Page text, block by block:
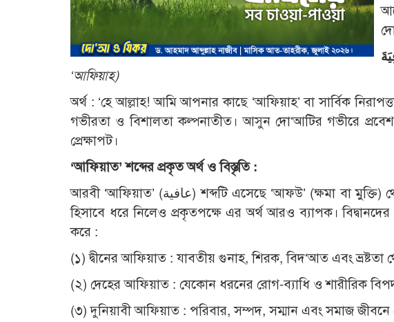
‘আফিয়াহ)
অর্থ : ‘হে আল্লাহ! আমি আপনার কাছে ‘আফিয়াহ’ বা সার্বিক
গভীরতা ও বিশালতা কল্পনাতীত। আসুন দো‘আটির গভীরে
প্রেক্ষাপট।
‘আফিয়াত’ শব্দের প্রকৃত অর্থ ও বিস্তৃতি :
আরবী ‘আফিয়াত’ (عافية) শব্দটি এসেছে ‘আফউ’ (ক্ষমা বা মুক্তি) থেকে। আমরা সাধারণত একে শুধু ‘সুস্থতা’ বা ‘রোগমুক্তি’
হিসাবে ধরে নিলেও প্রকৃতপক্ষে এর অর্থ আরও ব্যাপক।
করে :
(১) দ্বীনের আফিয়াত : যাবতীয় গুনাহ, শিরক, বিদ‘আত এবং ভ্রষ্টতা
(২) দেহের আফিয়াত : যেকোন ধরনের রোগ-ব্যাধি ও শারীরিক
(৩) দুনিয়াবী আফিয়াত : পরিবার, সম্পদ, সম্মান এবং সমাজ জীবনে